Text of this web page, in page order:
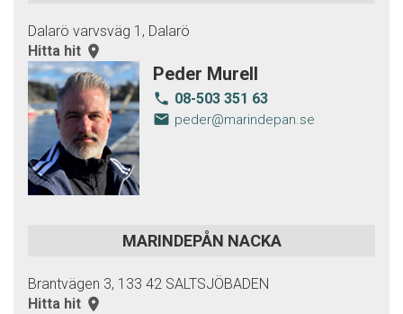
Dalarö varvsväg 1, Dalarö
Hitta hit room
Peder Murell
local_phone 08-503 351 63
email peder@marindepan.se
MARINDEPÅN NACKA
Brantvägen 3, 133 42 SALTSJÖBADEN
Hitta hit room